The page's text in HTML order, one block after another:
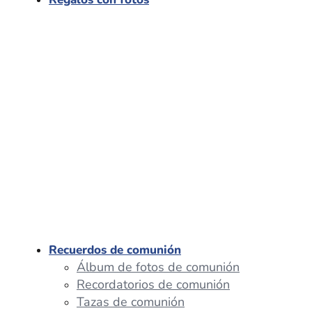
Recuerdos de comunión
Álbum de fotos de comunión
Recordatorios de comunión
Tazas de comunión